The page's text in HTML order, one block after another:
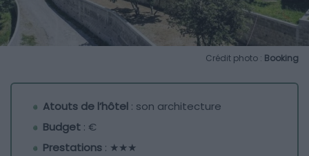
Crédit photo : Booking
Atouts de l’hôtel : son architecture
Budget : €
Prestations : ★★★